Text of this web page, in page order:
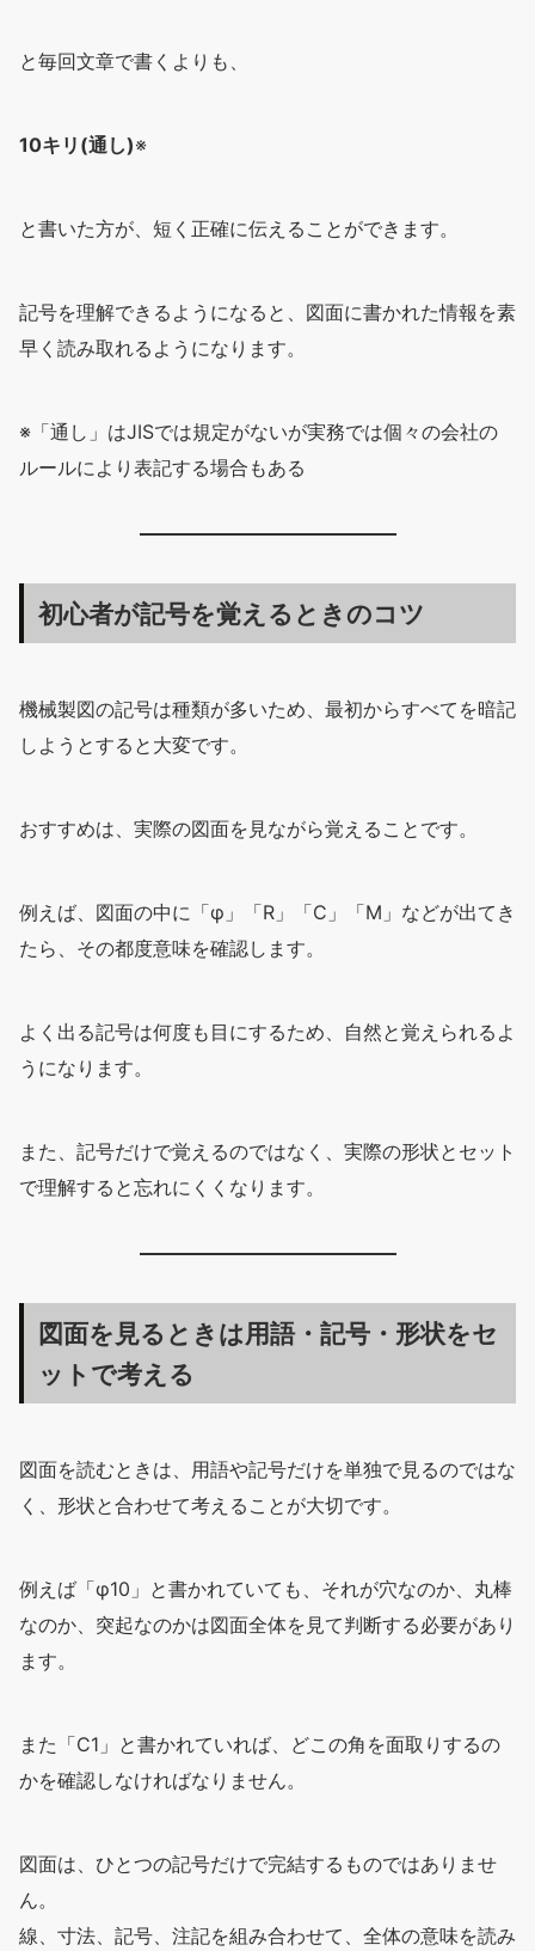
と毎回文章で書くよりも、
10キリ(通し)※
と書いた方が、短く正確に伝えることができます。
記号を理解できるようになると、図面に書かれた情報を素
早く読み取れるようになります。
※「通し」はJISでは規定がないが実務では個々の会社の
ルールにより表記する場合もある
初心者が記号を覚えるときのコツ
機械製図の記号は種類が多いため、最初からすべてを暗記
しようとすると大変です。
おすすめは、実際の図面を見ながら覚えることです。
例えば、図面の中に「φ」「R」「C」「M」などが出てき
たら、その都度意味を確認します。
よく出る記号は何度も目にするため、自然と覚えられるよ
うになります。
また、記号だけで覚えるのではなく、実際の形状とセット
で理解すると忘れにくくなります。
図面を見るときは用語・記号・形状をセ
ットで考える
図面を読むときは、用語や記号だけを単独で見るのではな
く、形状と合わせて考えることが大切です。
例えば「φ10」と書かれていても、それが穴なのか、丸棒
なのか、突起なのかは図面全体を見て判断する必要があり
ます。
また「C1」と書かれていれば、どこの角を面取りするの
かを確認しなければなりません。
図面は、ひとつの記号だけで完結するものではありませ
ん。
線、寸法、記号、注記を組み合わせて、全体の意味を読み